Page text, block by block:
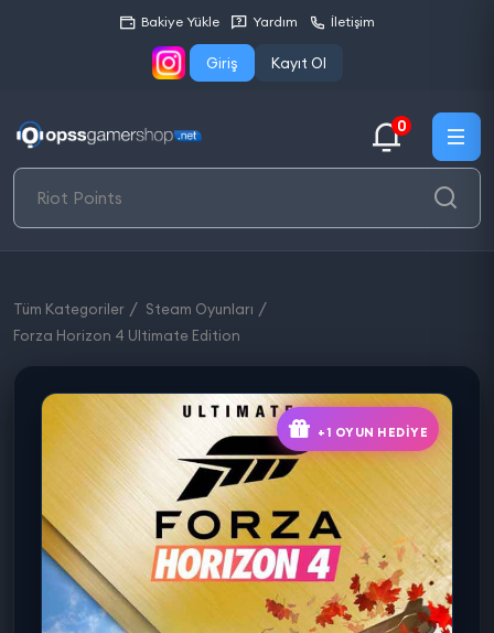
Bakiye Yükle Yardım İletişim
Giriş Kayıt Ol
0
Tüm Kategoriler
Steam Oyunları
Forza Horizon 4 Ultimate Edition
+1 OYUN HEDIYE